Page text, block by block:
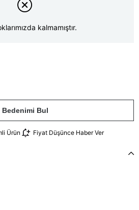
kalmamıştır.
Bedenimi Bul
Ürün Fiyat Düşünce Haber Ver